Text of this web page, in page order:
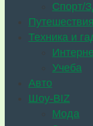
Спорт/
Путешествия
Техника и
Учеба
Авто
Шоу-BIZ
Мода